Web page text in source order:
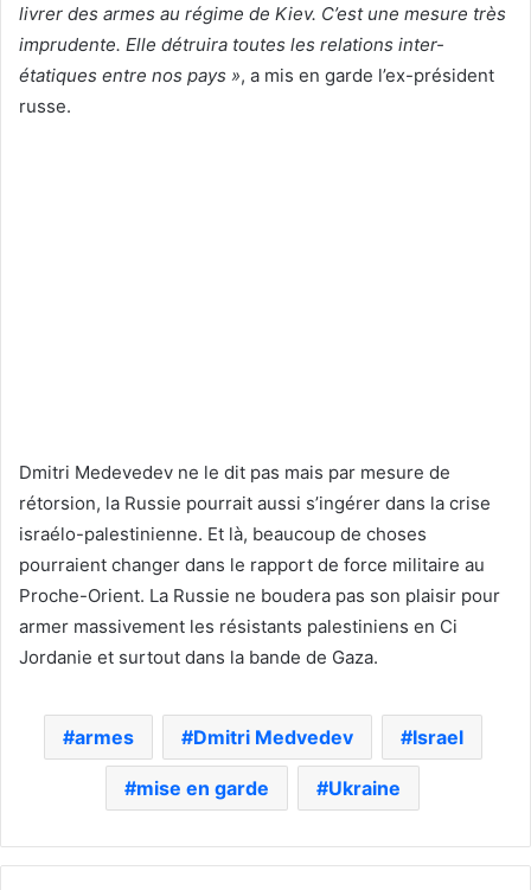
livrer des armes au régime de Kiev. C’est une mesure très
imprudente. Elle détruira toutes les relations inter-
étatiques entre nos pays », a mis en garde l’ex-président
russe.
Dmitri Medevedev ne le dit pas mais par mesure de
rétorsion, la Russie pourrait aussi s’ingérer dans la crise
israélo-palestinienne. Et là, beaucoup de choses
pourraient changer dans le rapport de force militaire au
Proche-Orient. La Russie ne boudera pas son plaisir pour
armer massivement les résistants palestiniens en Ci
Jordanie et surtout dans la bande de Gaza.
armes Dmitri Medvedev Israel
mise en garde Ukraine